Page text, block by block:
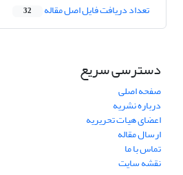
تعداد دریافت فایل اصل مقاله 32
دسترسی سریع
صفحه اصلی
درباره نشریه
اعضای هیات تحریریه
ارسال مقاله
تماس با ما
نقشه سایت